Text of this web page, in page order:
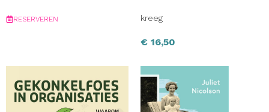
RESERVEREN kreeg
€ 16,50